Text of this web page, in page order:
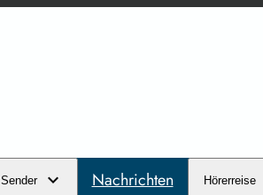
Sender Nachrichten Hörerreise